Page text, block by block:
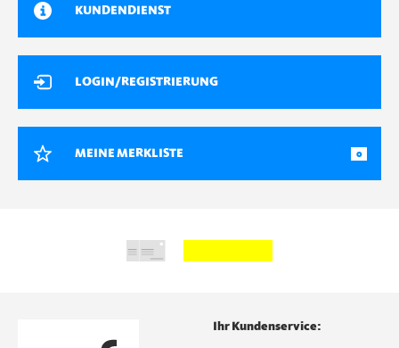
KUNDENDIENST
LOGIN/REGISTRIERUNG
MEINE MERKLISTE 0
Ihr Kundenservice: